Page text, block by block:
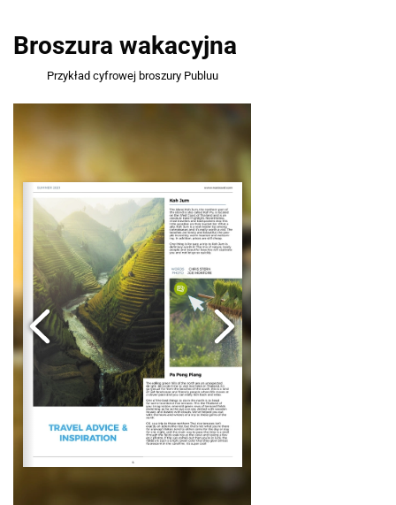
Broszura wakacyjna
Przykład cyfrowej broszury Publuu